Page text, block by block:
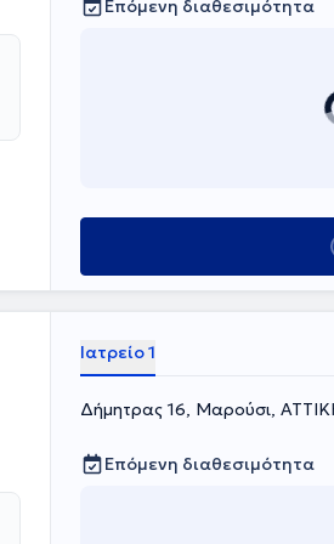
Επόμενη διαθεσιμότητα
Ιατρείο 1
Δήμητρας 16, Μαρούσι,
Επόμενη διαθεσιμότητα